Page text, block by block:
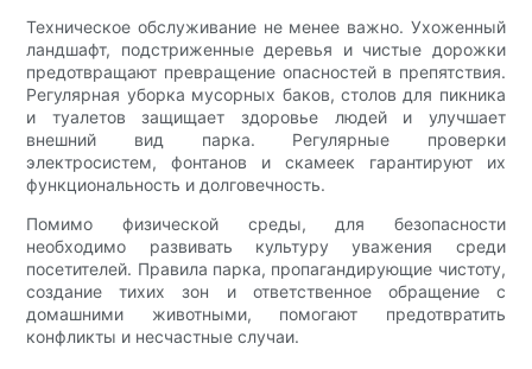
Техническое обслуживание не менее важно. Ухоженный
ландшафт, подстриженные деревья и чистые дорожки
предотвращают превращение опасностей в препятствия.
Регулярная уборка мусорных баков, столов для пикника
и туалетов защищает здоровье людей и улучшает
внешний вид парка. Регулярные проверки
электросистем, фонтанов и скамеек гарантируют их
функциональность и долговечность.
Помимо физической среды, для безопасности
необходимо развивать культуру уважения среди
посетителей. Правила парка, пропагандирующие чистоту,
создание тихих зон и ответственное обращение с
домашними животными, помогают предотвратить
конфликты и несчастные случаи.